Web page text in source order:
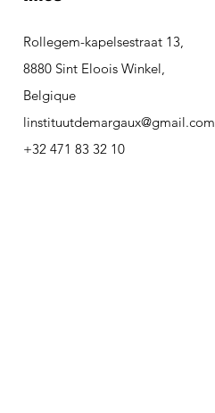
Rollegem-kapelsestraat 13,
8880 Sint Eloois Winkel,
Belgique
linstituutdemargaux@gmail.com
+32 471 83 32 10